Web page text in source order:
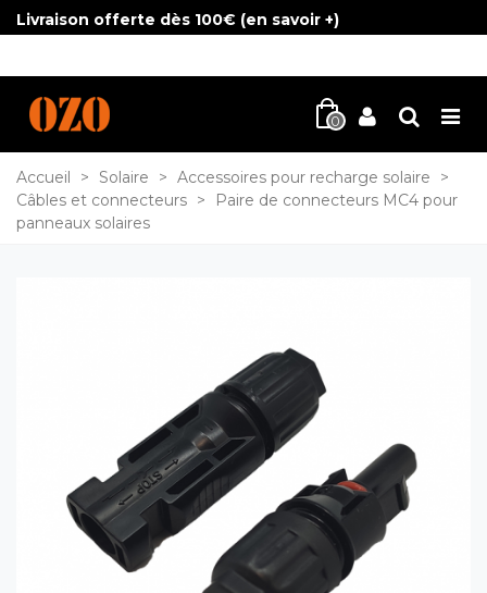
Livraison offerte dès 100€ (en savoir +)
0
Accueil > Solaire > Accessoires pour recharge solaire
>
Câbles et connecteurs >
Paire de connecteurs MC4 pour
panneaux solaires